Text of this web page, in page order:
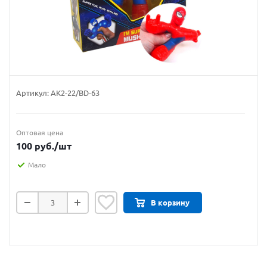
Артикул: АК2-22/BD-63
Оптовая цена
100 руб./шт
Мало
В корзину